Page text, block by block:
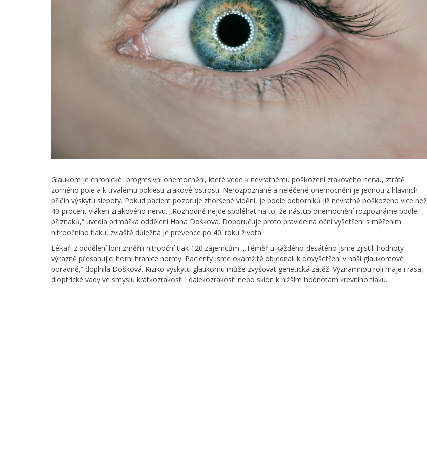
Glaukom je chronické, progresivní onemocnění, které vede k nevratnému poškození zrakového nervu, ztrátě
zorného pole a k trvalému poklesu zrakové ostrosti. Nerozpoznané a neléčené onemocnění je jednou z hlavních
příčin výskytu slepoty. Pokud pacient pozoruje zhoršené vidění, je podle odborníků již nevratně poškozeno více než
40 procent vláken zrakového nervu. „Rozhodně nejde spoléhat na to, že nástup onemocnění rozpoznáme podle
příznaků,“ uvedla primářka oddělení Hana Došková. Doporučuje proto pravidelná oční vyšetření s měřením
nitroočního tlaku, zvláště důležitá je prevence po 40. roku života.
Lékaři z oddělení loni změřili nitrooční tlak 120 zájemcům. „Téměř u každého desátého jsme zjistili hodnoty
výrazně přesahující horní hranice normy. Pacienty jsme okamžitě objednali k dovyšetření v naší glaukomové
poradně,“ doplnila Došková. Riziko výskytu glaukomu může zvyšovat genetická zátěž. Významnou roli hraje i rasa,
dioptrické vady ve smyslu krátkozrakosti i dalekozrakosti nebo sklon k nižším hodnotám krevního tlaku.